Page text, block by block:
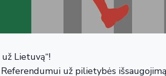
Lietuvą“!
už pilietybės